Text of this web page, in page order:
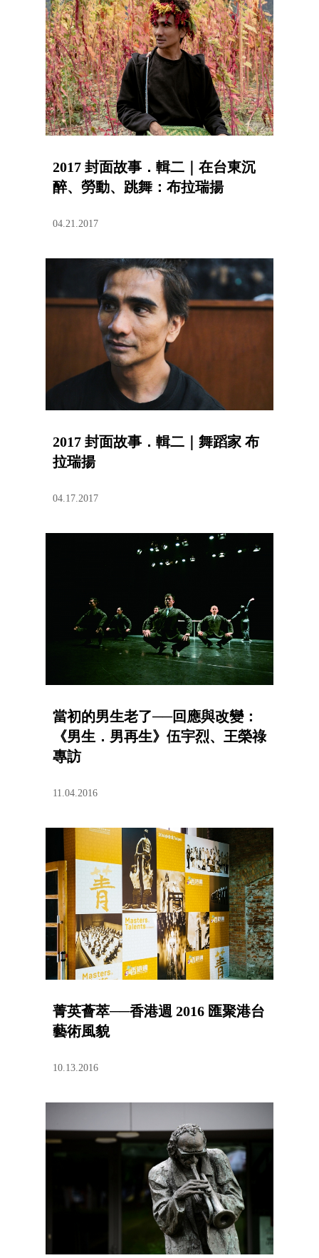
2017 封面故事．輯二｜在台東沉
醉、勞動、跳舞：布拉瑞揚
04.21.2017
2017 封面故事．輯二｜舞蹈家 布
拉瑞揚
04.17.2017
當初的男生老了──回應與改變：
《男生．男再生》伍宇烈、王榮祿
專訪
11.04.2016
菁英薈萃──香港週 2016 匯聚港台
藝術風貌
10.13.2016